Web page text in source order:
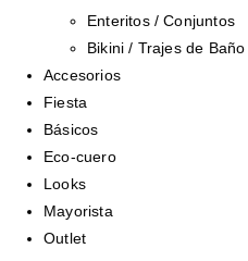
Enteritos / Conjuntos
Bikini / Trajes de Baño
Accesorios
Fiesta
Básicos
Eco-cuero
Looks
Mayorista
Outlet